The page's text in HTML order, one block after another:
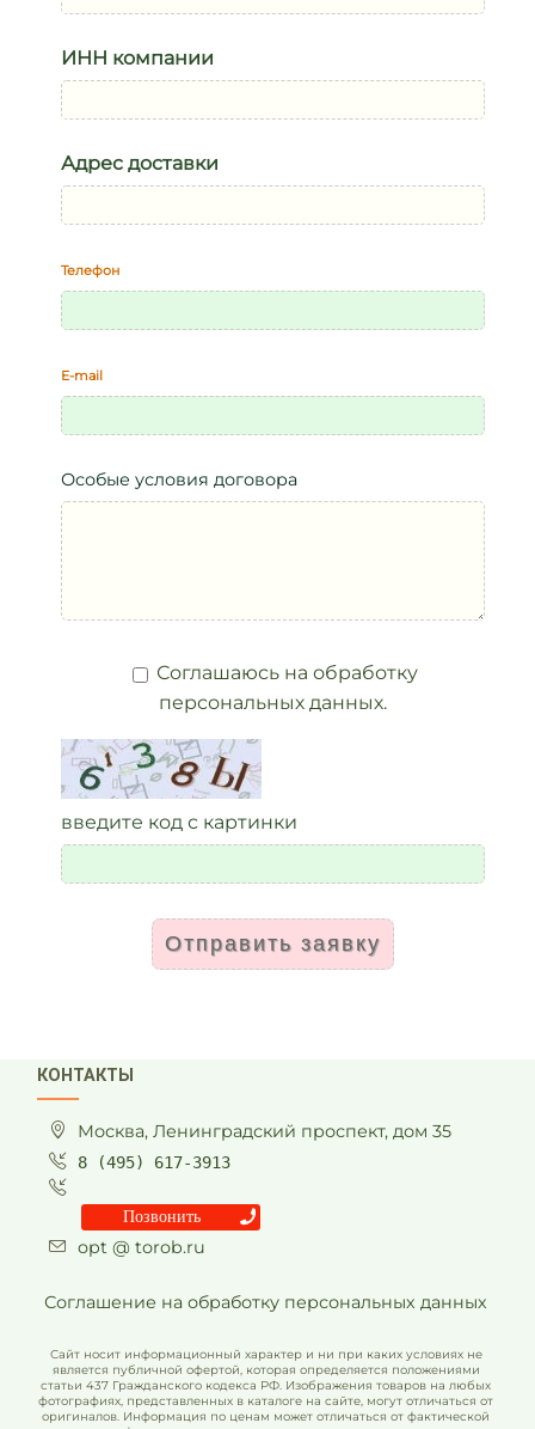
ИНН компании
Адрес доставки
Телефон
E-mail
Особые условия договора
Соглашаюсь на обработку
персональных данных.
введите код с картинки
Отправить заявку
КОНТАКТЫ
Москва, Ленинградский проспект, дом 35
8 (495) 617-3913
Позвонить
opt @ torob.ru
Соглашение на обработку персональных данных
Сайт носит информационный характер и ни при каких условиях не
является публичной офертой, которая определяется положениями
статьи 437 Гражданского кодекса РФ. Изображения товаров на любых
фотографиях, представленных в каталоге на сайте, могут отличаться от
оригиналов. Информация по ценам может отличаться от фактической